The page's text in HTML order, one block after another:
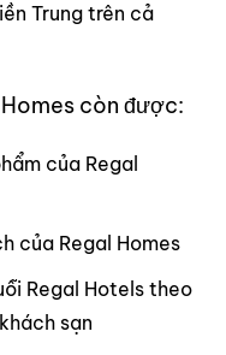
Trung trên cả
còn được:
của Regal
của Regal Homes
Regal Hotels theo
sạn